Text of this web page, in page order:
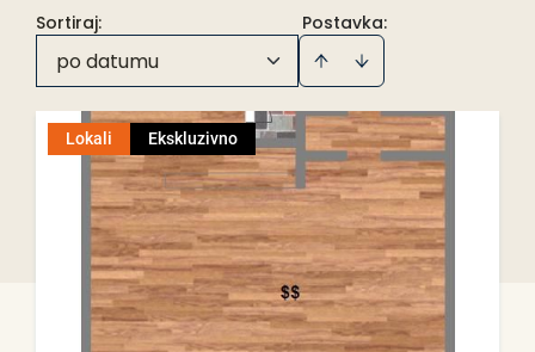
Postavka:
Sortiraj:
po datumu
Lokali Ekskluzivno